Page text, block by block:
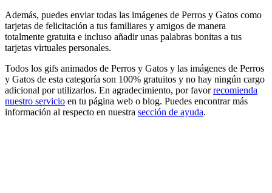
Además, puedes enviar todas las imágenes de Perros y Gatos como
tarjetas de felicitación a tus familiares y amigos de manera
totalmente gratuita e incluso añadir unas palabras bonitas a tus
tarjetas virtuales personales.
Todos los gifs animados de Perros y Gatos y las imágenes de Perros
y Gatos de esta categoría son 100% gratuitos y no hay ningún cargo
adicional por utilizarlos. En agradecimiento, por favorrecomienda
nuestro servicio en tu página web o blog. Puedes encontrar más
información al respecto en nuestra sección de ayuda.